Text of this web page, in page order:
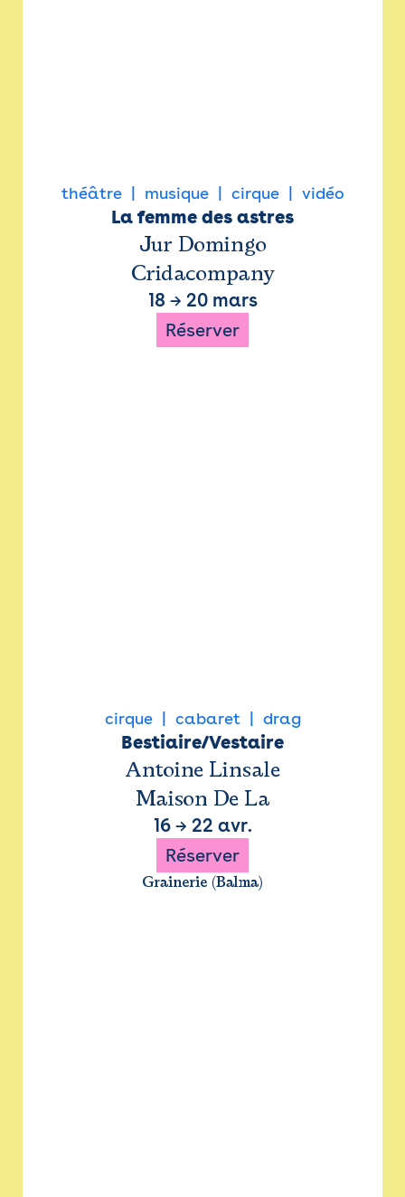
théâtre musique cirque vidéo
La femme des astres
Jur Domingo
Cridacompany
18 → 20 mars
Réserver
cirque cabaret drag
Bestiaire/Vestaire
Antoine Linsale
Maison De La
16→ 22 avr.
Réserver
Grainerie (Balma)